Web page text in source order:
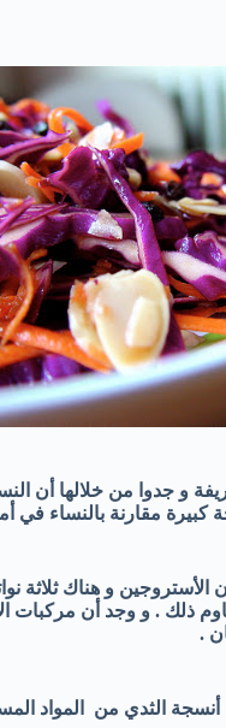
و جدوا من خلالها أن
مقارنة بالنساء في
و هناك ثلاثة
ذلك . و وجد أن مركبات
.
الثدي من المواد